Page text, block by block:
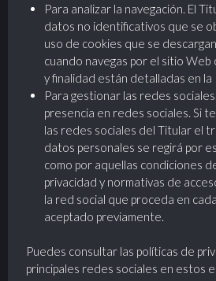
Para analizar la navegación. El
datos no identificativos que se
uso de cookies que se
cuando navegas por el sitio
y finalidad están detalladas en la
Para gestionar las redes
presencia en redes sociales. Si
las redes sociales del Titular el
datos personales se regirá por
como por aquellas condiciones
privacidad y normativas de
la red social que proceda en
aceptado previamente.
Puedes consultar las políticas de
principales redes sociales en estos